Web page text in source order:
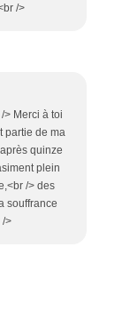
/>
> Merci à toi
partie de ma
quinze
plein
/> des
souffrance
/>